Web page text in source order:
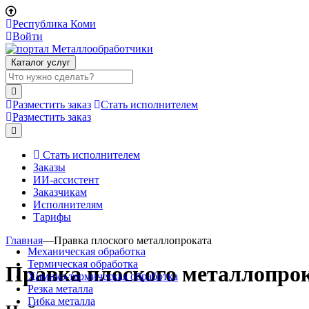
Республика Коми
Войти
Каталог услуг
Разместить заказ
Стать исполнителем
Разместить заказ
Стать исполнителем
Заказы
ИИ-ассистент
Заказчикам
Исполнителям
Тарифы
Механическая обработка
Термическая обработка
Химико-термическая обработка
Резка металла
Гибка металла
Главная—Правка плоского металлопроката
Правка плоского